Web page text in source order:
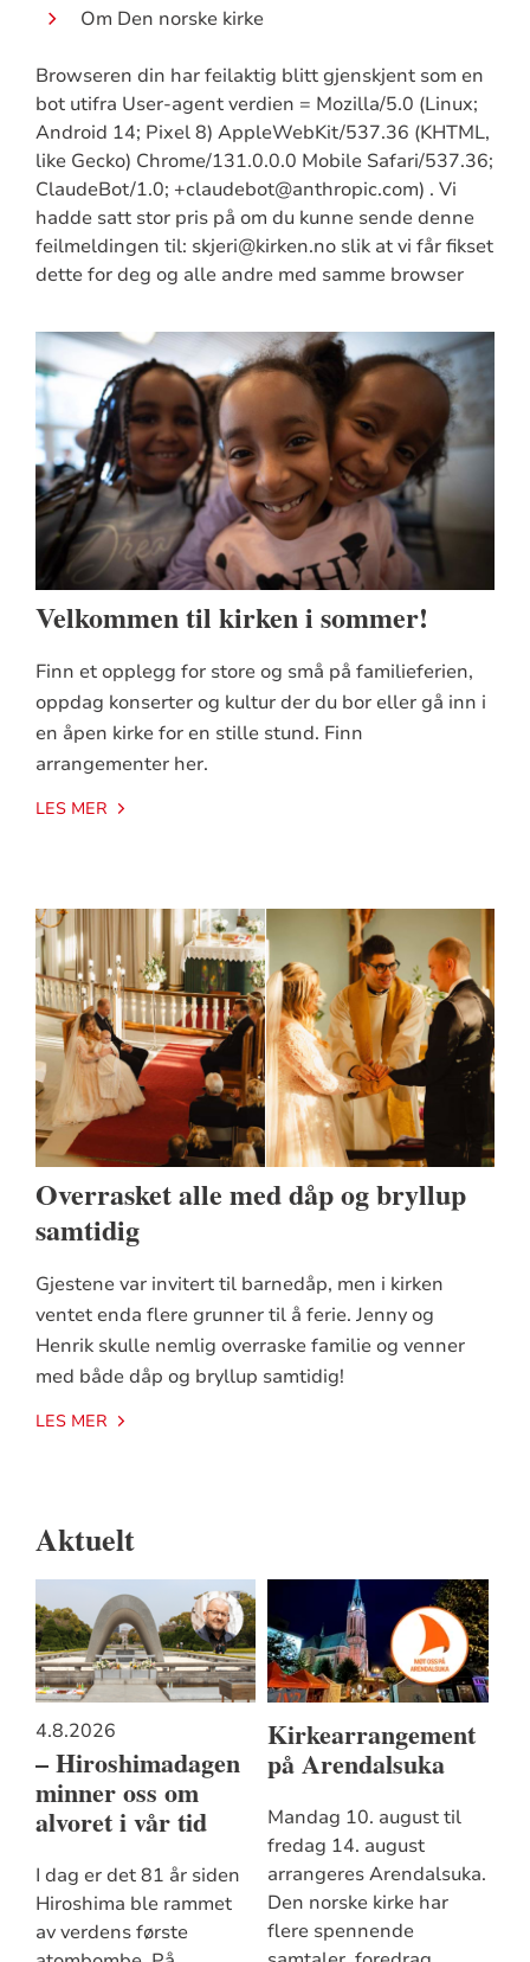
Om Den norske kirke
Browseren din har feilaktig blitt gjenskjent som en
bot utifra User-agent verdien = Mozilla/5.0 (Linux;
Android 14; Pixel 8) AppleWebKit/537.36 (KHTML,
like Gecko) Chrome/131.0.0.0 Mobile Safari/537.36;
ClaudeBot/1.0; +claudebot@anthropic.com) . Vi
hadde satt stor pris på om du kunne sende denne
feilmeldingen til: skjeri@kirken.no slik at vi får fikset
dette for deg og alle andre med samme browser
Velkommen til kirken i sommer!
Finn et opplegg for store og små på familieferien,
oppdag konserter og kultur der du bor eller gå inn i
en åpen kirke for en stille stund. Finn
arrangementer her.
LES MER
Overrasket alle med dåp og bryllup
samtidig
Gjestene var invitert til barnedåp, men i kirken
ventet enda flere grunner til å ferie. Jenny og
Henrik skulle nemlig overraske familie og venner
med både dåp og bryllup samtidig!
LES MER
Aktuelt
4.8.2026
– Hiroshimadagen
minner oss om
alvoret i vår tid
I dag er det 81 år siden
Hiroshima ble rammet
av verdens første
Kirkearrangement
på Arendalsuka
Mandag 10. august til
fredag 14. august
arrangeres Arendalsuka.
Den norske kirke har
flere spennende